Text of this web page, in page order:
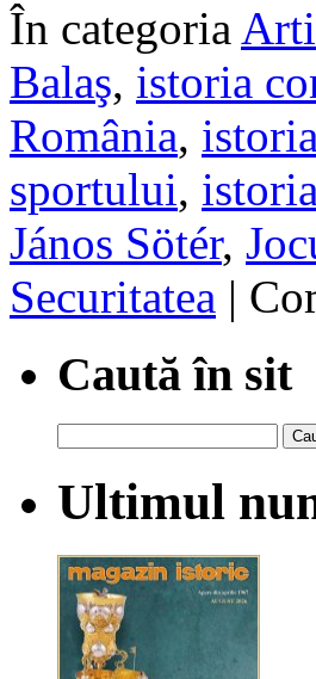
În categoria
Balaş, istoria
România,
sportului,
János Sötér,
Securitatea |
Caută în sit
după:
Ultimul